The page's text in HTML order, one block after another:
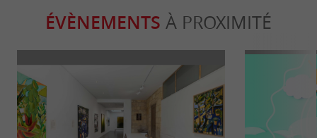
ÉVÈNEMENTS À PROXIMITÉ